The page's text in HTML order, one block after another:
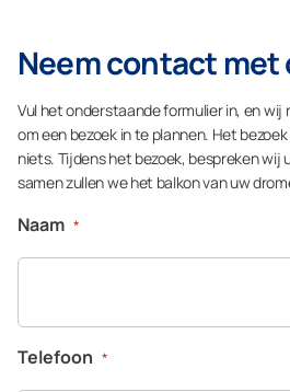
Neem contact met
Vul het onderstaande formulier in, en
om een bezoek in te plannen. Het
niets. Tijdens het bezoek, bespreken wij
samen zullen we het balkon van uw
Naam *
Telefoon *